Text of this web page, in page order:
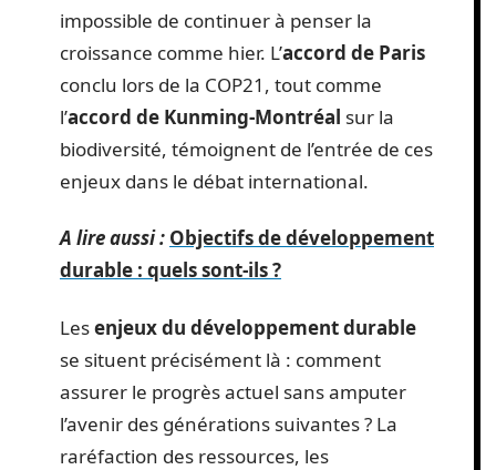
impossible de continuer à penser la
croissance comme hier. L’accord de Paris
conclu lors de la COP21, tout comme
l’accord de Kunming-Montréal sur la
biodiversité, témoignent de l’entrée de ces
enjeux dans le débat international.
A lire aussi : Objectifs de développement
durable : quels sont-ils ?
Lesenjeux du développement durable
se situent précisément là : comment
assurer le progrès actuel sans amputer
l’avenir des générations suivantes ? La
raréfaction des ressources, les